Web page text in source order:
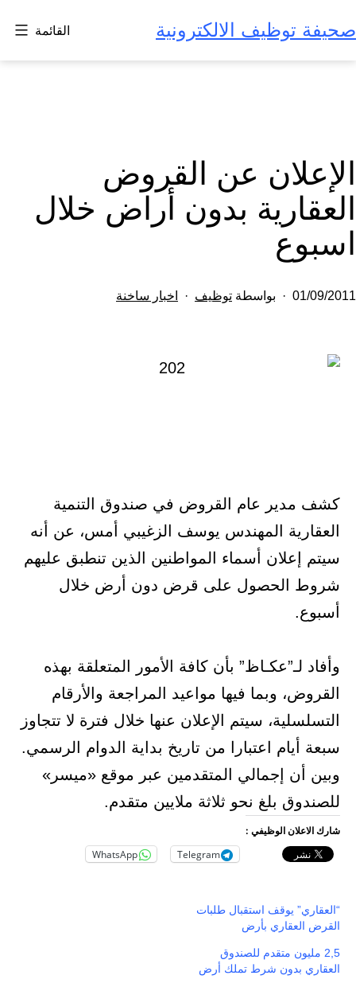
إلى
المحتوى
صحيفة توظيف الالكترونية القائمة
الإعلان عن القروض
العقارية بدون أراض خلال
اسبوع
تم
01/09/2011 بواسطة توظيف
مصنف
اخبار ساخنة
كشف مدير عام القروض في صندوق التنمية
العقارية المهندس يوسف الزغيبي أمس، عن أنه
سيتم إعلان أسماء المواطنين الذين تنطبق عليهم
شروط الحصول على قرض دون أرض خلال
أسبوع.
وأفاد لـ”عكـاظ” بأن كافة الأمور المتعلقة بهذه
القروض، وبما فيها مواعيد المراجعة والأرقام
التسلسلية، سيتم الإعلان عنها خلال فترة لا تتجاوز
سبعة أيام اعتبارا من تاريخ بداية الدوام الرسمي.
وبين أن إجمالي المتقدمين عبر موقع «ميسر»
للصندوق بلغ نحو ثلاثة ملايين متقدم.
شارك الاعلان الوظيفي :
Telegram
WhatsApp
“العقاري” يوقف استقبال طلبات
القرض العقاري بأرض
2,5 مليون متقدم للصندوق
العقاري بدون شرط تملك أرض